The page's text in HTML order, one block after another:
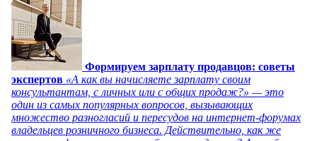
Формируем зарплату продавцов: советы
экспертов «А как вы начисляете зарплату своим
консультантам, с личных или с общих продаж?» — это
один из самых популярных вопросов, вызывающих
множество разногласий и пересудов на интернет-форумах
владельцев розничного бизнеса. Действительно, как же